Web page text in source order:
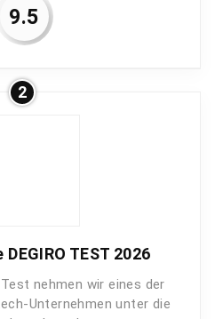
9.5
2
TEST 2026
nehmen wir eines der
Unternehmen unter die